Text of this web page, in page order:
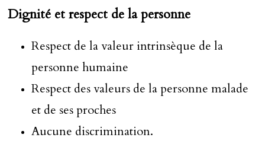
Dignité et respect de la personne
Respect de la valeur intrinsèque de la
personne humaine
Respect des valeurs de la personne malade
et de ses proches
Aucune discrimination.